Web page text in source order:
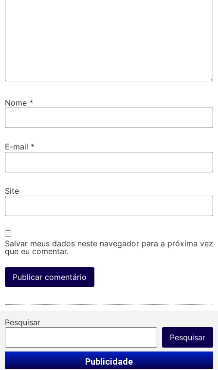
Nome *
E-mail *
Site
Salvar meus dados neste navegador para a próxima vez
que eu comentar.
Pesquisar
Pesquisar
Publicidade